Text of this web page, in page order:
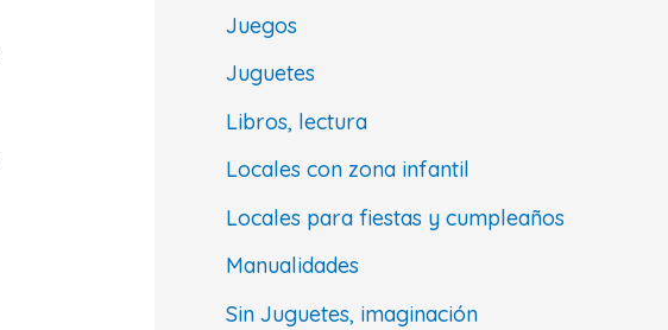
Juegos
Juguetes
Libros, lectura
Locales con zona infantil
Locales para fiestas y cumpleaños
Manualidades
Sin Juguetes, imaginación